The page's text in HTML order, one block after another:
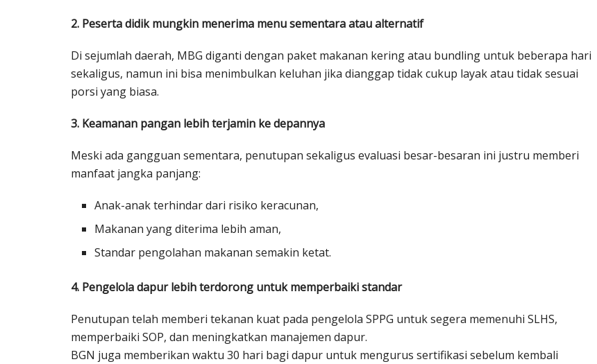
2. Peserta didik mungkin menerima menu sementara atau alternatif
Di sejumlah daerah, MBG diganti dengan paket makanan kering atau bundling untuk beberapa hari
sekaligus, namun ini bisa menimbulkan keluhan jika dianggap tidak cukup layak atau tidak sesuai
porsi yang biasa.
3. Keamanan pangan lebih terjamin ke depannya
Meski ada gangguan sementara, penutupan sekaligus evaluasi besar-besaran ini justru memberi
manfaat jangka panjang:
Anak-anak terhindar dari risiko keracunan,
Makanan yang diterima lebih aman,
Standar pengolahan makanan semakin ketat.
4. Pengelola dapur lebih terdorong untuk memperbaiki standar
Penutupan telah memberi tekanan kuat pada pengelola SPPG untuk segera memenuhi SLHS,
memperbaiki SOP, dan meningkatkan manajemen dapur.
BGN juga memberikan waktu 30 hari bagi dapur untuk mengurus sertifikasi sebelum kembali